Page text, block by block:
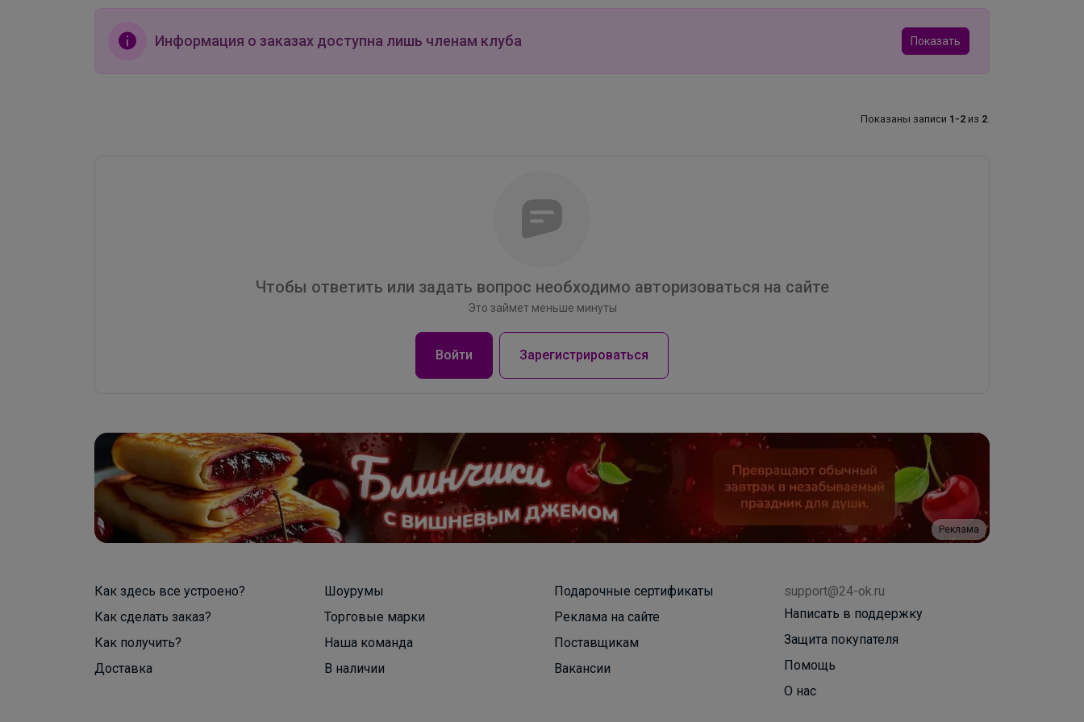
Информация о заказах доступна лишь членам клуба Показать
Показаны записи 1-2 из 2
Чтобы ответить или задать вопрос необходимо авторизоваться на сайте
Это займет меньше минуты
Войти Зарегистрироваться
Реклама
Как здесь все устроено?
Как сделать заказ?
Как получить?
Доставка
Шоурумы
Торговые марки
Наша команда
В наличии
Подарочные сертификаты
Реклама на сайте
Поставщикам
Вакансии
support@24-ok.ru
Написать в поддержку
Защита покупателя
Помощь
О нас
Брюнетка